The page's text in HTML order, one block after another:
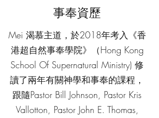
​事奉資歷
Mei 渴慕主道，於2018年考入《香
港超自然事奉學院》（Hong Kong
School Of Supernatural Ministry) 修
讀了兩年有關神學和事奉的課程，
跟隨Pastor Bill Johnson, Pastor Kris
Vallotton, Pastor John E. Thomas,